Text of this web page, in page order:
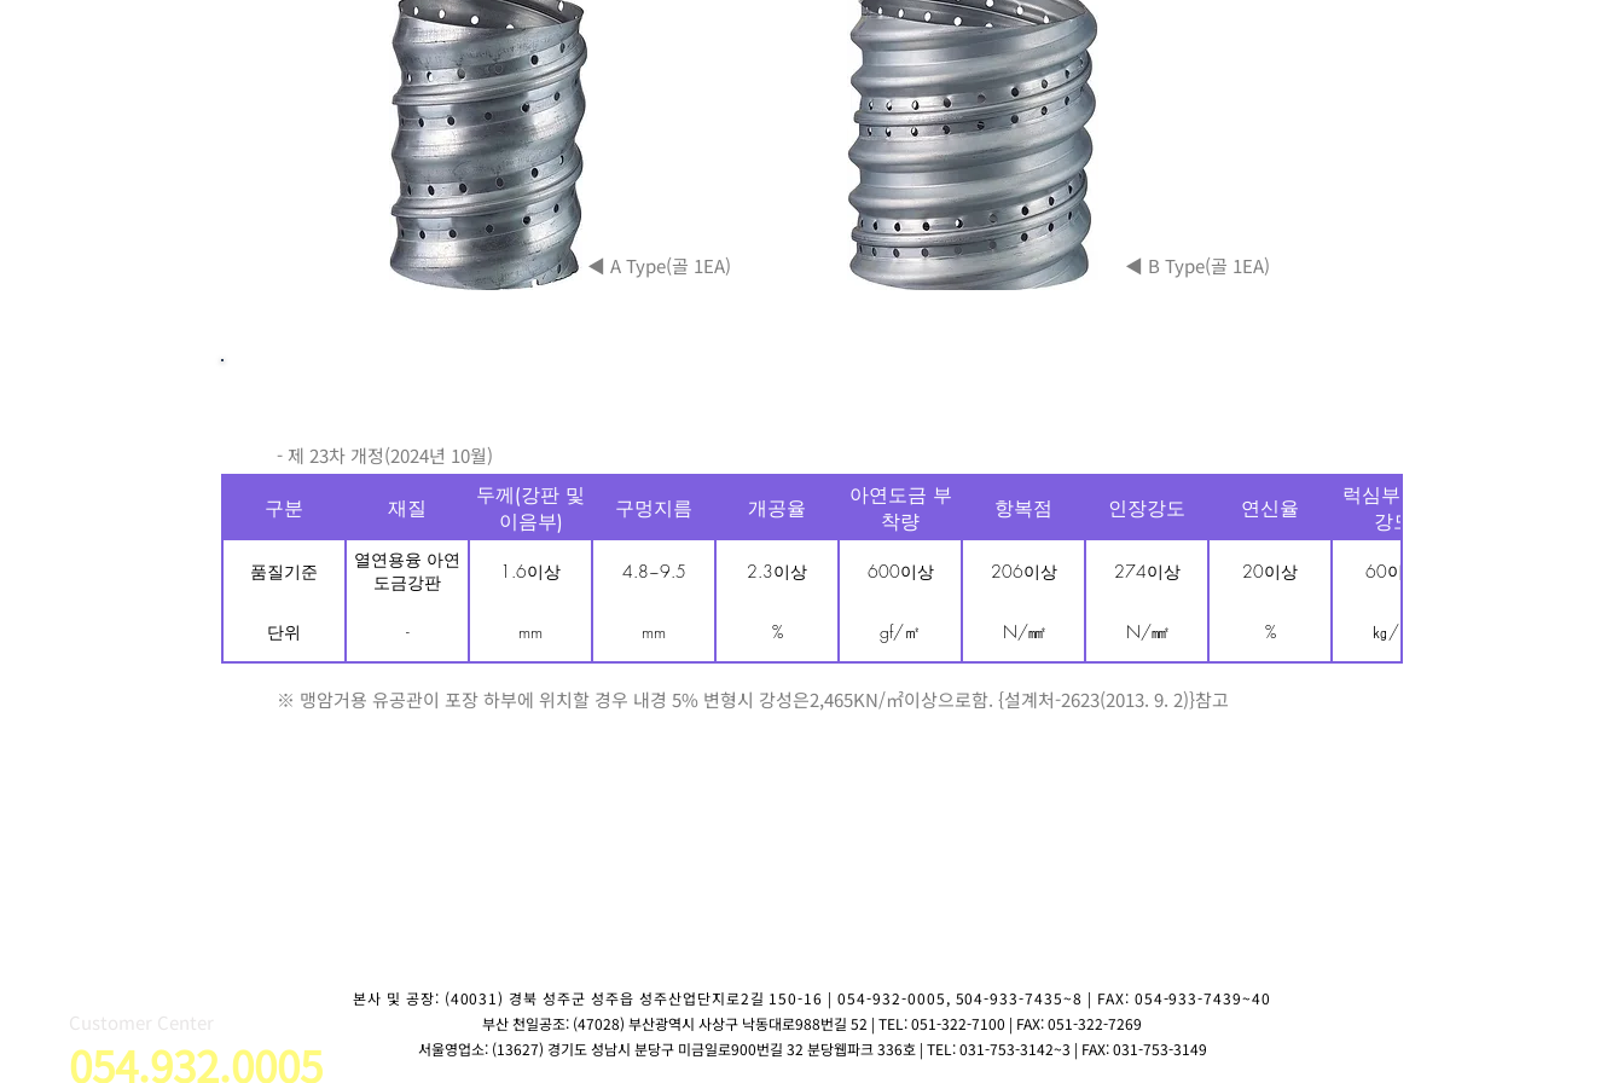
◀ A Type(골 1EA) ◀ B Type(골 1EA)
- 제 23차 개정(2024년 10월)
구분 재질
두께(강판 및
이음부)
구멍지름 개공율
아연도금 부
착량
항복점 인장강도 연신율
럭심부 인장
강도
품질기준
열연용융 아연
도금강판
1.6이상 4.8~9.5 2.3이상 600이상 206이상 274이상 20이상 60이상
단위 - mm mm % gf/㎡ N/㎟ N/㎟ % ㎏/㎝
※ 맹암거용 유공관이 포장 하부에 위치할 경우 내경 5% 변형시 강성은2,465KN/㎡이상으로함. {설계처-2623(2013. 9. 2)}참고
Customer Center
054.932.0005
본사 및 공장: (40031) 경북 성주군 성주읍 성주산업단지로2길 150-16 | 054-932-0005, 504-933-7435~8 | FAX: 054-933-7439~40
부산 천일공조: (47028) 부산광역시 사상구 낙동대로988번길 52 | TEL: 051-322-7100 | FAX: 051-322-7269
서울영업소: (13627) 경기도 성남시 분당구 미금일로900번길 32 분당웹파크 336호 | TEL: 031-753-3142~3 | FAX: 031-753-3149